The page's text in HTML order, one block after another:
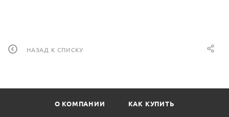
НАЗАД К СПИСКУ
О КОМПАНИИ КАК КУПИТЬ